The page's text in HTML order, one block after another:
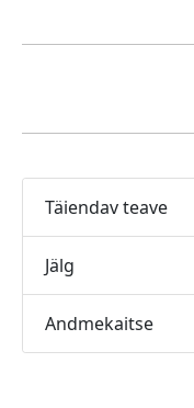
Täiendav teave
Jälg
Andmekaitse